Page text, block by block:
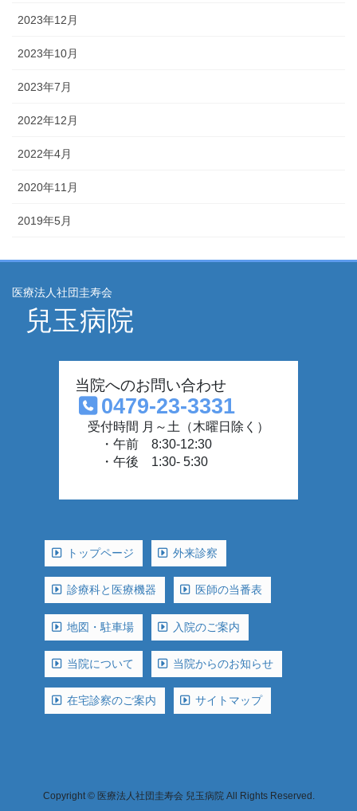
2023年12月
2023年10月
2023年7月
2022年12月
2022年4月
2020年11月
2019年5月
医療法人社団圭寿会
兒玉病院
当院へのお問い合わせ
0479-23-3331
受付時間 月～土（木曜日除く）
・午前 8:30-12:30
・午後 1:30- 5:30
トップページ 外来診察
診療科と医療機器 医師の当番表
地図・駐車場 入院のご案内
当院について 当院からのお知らせ
在宅診察のご案内 サイトマップ
Copyright © 医療法人社団圭寿会 兒玉病院 All Rights Reserved.